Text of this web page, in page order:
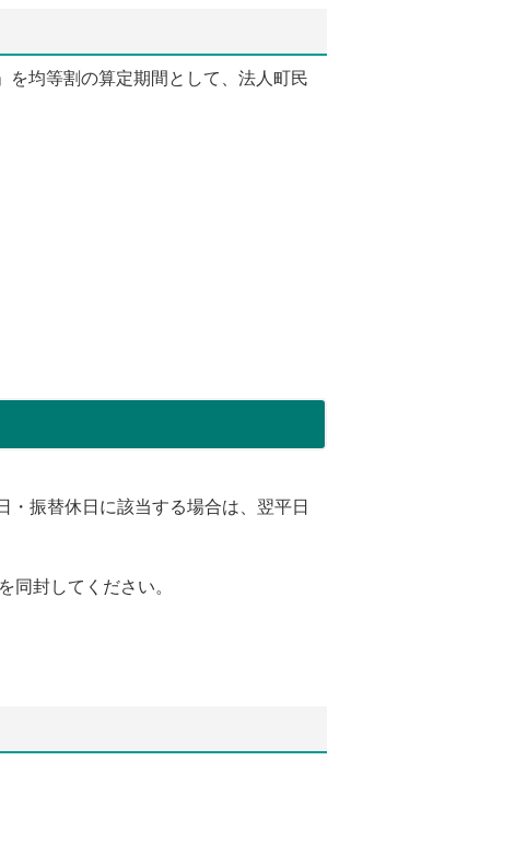
均等割の算定期間として、法人町民
振替休日に該当する場合は、翌平日
同封してください。